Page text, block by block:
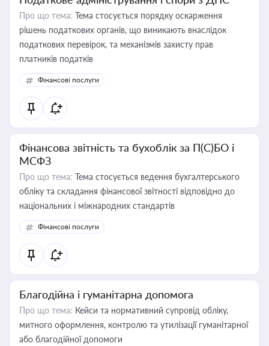
Про що тема: Тема стосується порядку оскарження
рішень податкових органів, що виникають внаслідок
податкових перевірок, та механізмів захисту прав
платників податків
Фінансові послуги
Фінансова звітність та бухоблік за П(С)БО і
МСФЗ
Про що тема: Тема стосується ведення бухгалтерського
обліку та складання фінансової звітності відповідно до
національних і міжнародних стандартів
Фінансові послуги
Благодійна і гуманітарна допомога
Про що тема: Кейси та нормативний супровід обліку,
митного оформлення, контролю та утилізації гуманітарної
або благодійної допомоги